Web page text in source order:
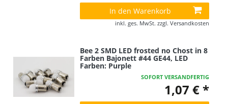
In den Warenkorb
inkl. ges. MwSt. zzgl. Versandkosten
Bee 2 SMD LED frosted no Chost in 8
Farben Bajonett #44 GE44, LED
Farben: Purple
SOFORT VERSANDFERTIG
1,07 € *